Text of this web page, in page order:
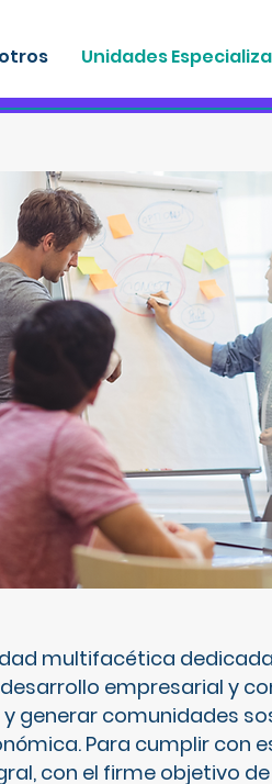
Unidades
multifacética
empresarial y
generar comunidades
Para cumplir con
con el firme objetivo